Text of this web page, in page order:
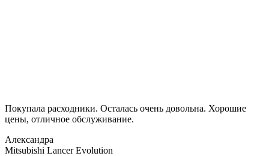
Покупала расходники. Осталась очень довольна. Хорошие
цены, отличное обслуживание.
Александра
Mitsubishi Lancer Evolution